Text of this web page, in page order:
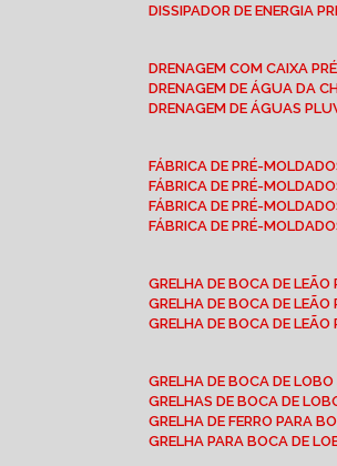
DISSIPADOR DE ENERGIA
DRENAGEM COM CAIXA
DRENAGEM DE ÁGUA DA
DRENAGEM DE ÁGUAS
FÁBRICA DE PRÉ-
FÁBRICA DE PRÉ-
FÁBRICA DE PRÉ-
FÁBRICA DE PRÉ-
GRELHA DE BOCA DE
GRELHA DE BOCA DE
GRELHA DE BOCA DE
GRELHA DE BOCA DE
GRELHAS DE BOCA DE
GRELHA DE FERRO PARA
GRELHA PARA BOCA DE